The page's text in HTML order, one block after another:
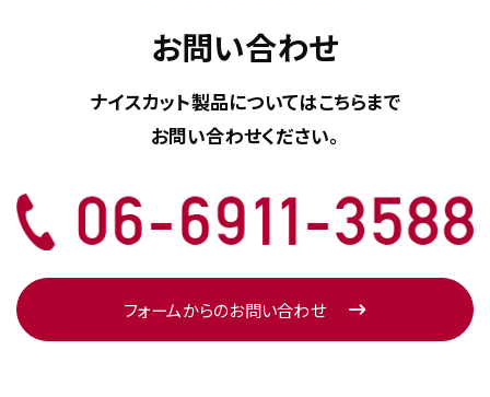
お問い合わせ
ナイスカット製品についてはこちらまで
お問い合わせください。
フォームからのお問い合わせ